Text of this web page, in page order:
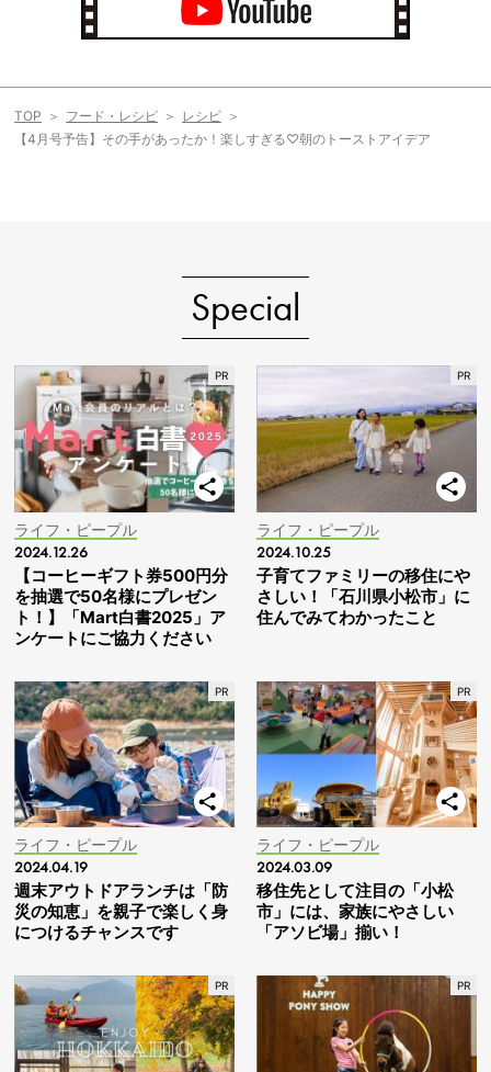
TOP フード・レシピ
レシピ
【4月号予告】その手があったか！楽しすぎる♡朝のトーストアイデア
Special
ライフ・ピープル
2024.12.26
【コーヒーギフト券500円分
を抽選で50名様にプレゼン
ト！】「Mart白書2025」ア
ンケートにご協力ください
ライフ・ピープル
2024.10.25
子育てファミリーの移住にや
さしい！「石川県小松市」に
住んでみてわかったこと
ライフ・ピープル
2024.04.19
週末アウトドアランチは「防
災の知恵」を親子で楽しく身
につけるチャンスです
ライフ・ピープル
2024.03.09
移住先として注目の「小松
市」には、家族にやさしい
「アソビ場」揃い！